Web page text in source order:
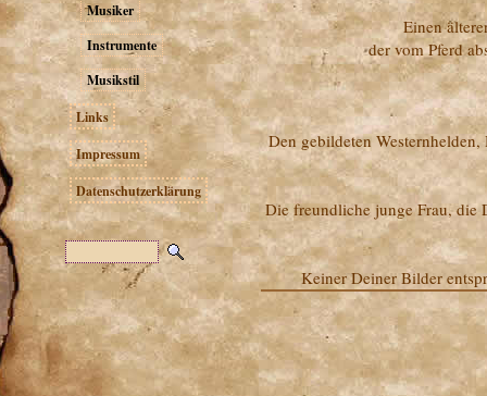
Musiker
Instrumente
Musikstil
Links
Impressum
Datenschutzerklärung
Einen
der vom Pferd
Den gebildeten
Die freundliche junge Frau,
Keiner Deiner Bilder